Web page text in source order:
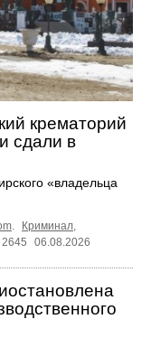
крематорий
сдали в
«владельца
. Криминал,
2645 06.08.2026